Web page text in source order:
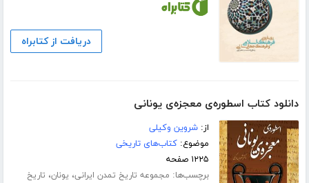
دریافت از کتابراه
دانلود کتاب اسطوره‌ی معجزه‌ی یونانی
از:شروین وکیلی
موضوع:کتاب‌های تاریخی
۱۲۲۵ صفحه
برچسب‌ها: مجموعه تاریخ تمدن ایرانی، یونان، تاریخ